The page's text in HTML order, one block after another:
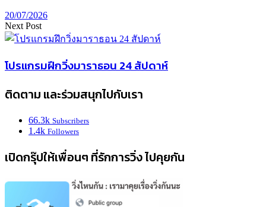
20/07/2026
Next Post
โปรแกรมฝึกวิ่งมาราธอน 24 สัปดาห์
ติดตาม และร่วมสนุกไปกับเรา
66.3k Subscribers
1.4k Followers
เปิดกรุ๊ปให้เพื่อนๆ ที่รักการวิ่ง ไปคุยกัน